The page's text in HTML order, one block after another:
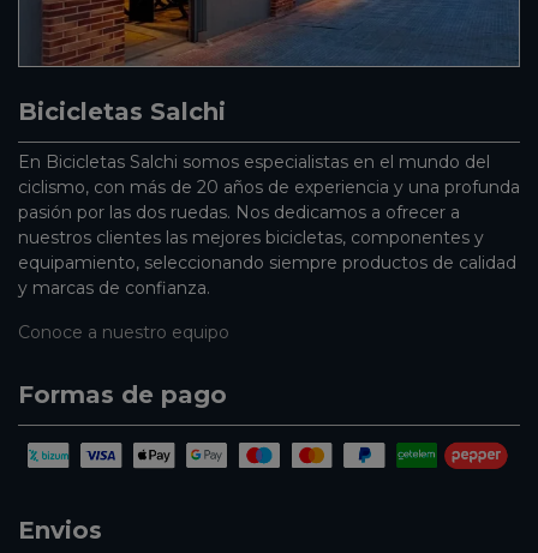
Bicicletas Salchi
En Bicicletas Salchi somos especialistas en el mundo del
ciclismo, con más de 20 años de experiencia y una profunda
pasión por las dos ruedas. Nos dedicamos a ofrecer a
nuestros clientes las mejores bicicletas, componentes y
equipamiento, seleccionando siempre productos de calidad
y marcas de confianza.
Conoce a nuestro equipo
Formas de pago
Envios